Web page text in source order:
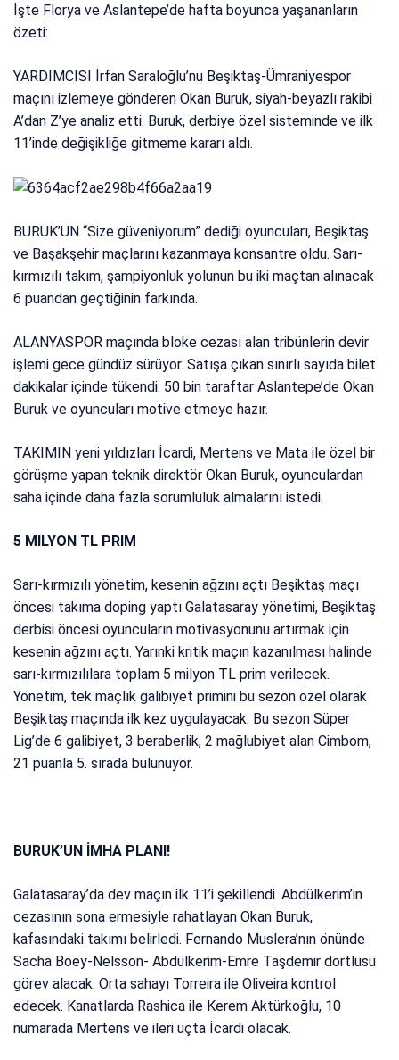
İşte Florya ve Aslantepe’de hafta boyunca yaşananların
özeti:
YARDIMCISI İrfan Saraloğlu’nu Beşiktaş-Ümraniyespor
maçını izlemeye gönderen Okan Buruk, siyah-beyazlı rakibi
A’dan Z’ye analiz etti. Buruk, derbiye özel sisteminde ve ilk
11’inde değişikliğe gitmeme kararı aldı.
BURUK’UN “Size güveniyorum” dediği oyuncuları, Beşiktaş
ve Başakşehir maçlarını kazanmaya konsantre oldu. Sarı-
kırmızılı takım, şampiyonluk yolunun bu iki maçtan alınacak
6 puandan geçtiğinin farkında.
ALANYASPOR maçında bloke cezası alan tribünlerin devir
işlemi gece gündüz sürüyor. Satışa çıkan sınırlı sayıda bilet
dakikalar içinde tükendi. 50 bin taraftar Aslantepe’de Okan
Buruk ve oyuncuları motive etmeye hazır.
TAKIMIN yeni yıldızları İcardi, Mertens ve Mata ile özel bir
görüşme yapan teknik direktör Okan Buruk, oyunculardan
saha içinde daha fazla sorumluluk almalarını istedi.
5 MILYON TL PRIM
Sarı-kırmızılı yönetim, kesenin ağzını açtı Beşiktaş maçı
öncesi takıma doping yaptı Galatasaray yönetimi, Beşiktaş
derbisi öncesi oyuncuların motivasyonunu artırmak için
kesenin ağzını açtı. Yarınki kritik maçın kazanılması halinde
sarı-kırmızılılara toplam 5 milyon TL prim verilecek.
Yönetim, tek maçlık galibiyet primini bu sezon özel olarak
Beşiktaş maçında ilk kez uygulayacak. Bu sezon Süper
Lig’de 6 galibiyet, 3 beraberlik, 2 mağlubiyet alan Cimbom,
21 puanla 5. sırada bulunuyor.
BURUK’UN İMHA PLANI!
Galatasaray’da dev maçın ilk 11’i şekillendi. Abdülkerim’in
cezasının sona ermesiyle rahatlayan Okan Buruk,
kafasındaki takımı belirledi. Fernando Muslera’nın önünde
Sacha Boey-Nelsson- Abdülkerim-Emre Taşdemir dörtlüsü
görev alacak. Orta sahayı Torreira ile Oliveira kontrol
edecek. Kanatlarda Rashica ile Kerem Aktürkoğlu, 10
numarada Mertens ve ileri uçta İcardi olacak.